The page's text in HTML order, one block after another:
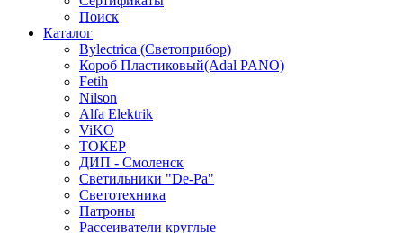
Поиск
Каталог
Bylectrica (Светоприбор)
Короб Пластиковый(Adal PANO)
Fetih
Nilson
Alfa Elektrik
ViKO
ТОКЕР
ДИП - Смоленск
Светильники "De-Pa"
Светотехника
Патроны
Рассеиватели круглые